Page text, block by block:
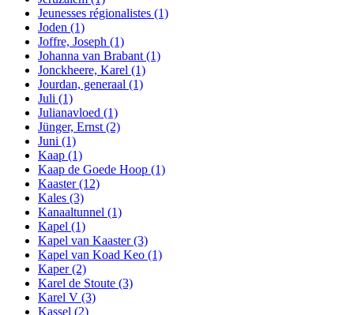
Jeunesses régionalistes (1)
Joden (1)
Joffre, Joseph (1)
Johanna van Brabant (1)
Jonckheere, Karel (1)
Jourdan, generaal (1)
Juli (1)
Julianavloed (1)
Jünger, Ernst (2)
Juni (1)
Kaap (1)
Kaap de Goede Hoop (1)
Kaaster(12)
Kales (3)
Kanaaltunnel (1)
Kapel (1)
Kapel van Kaaster(3)
Kapel van Koad Keo (1)
Kaper(2)
Karel de Stoute (3)
Karel V (3)
Kassel (2)